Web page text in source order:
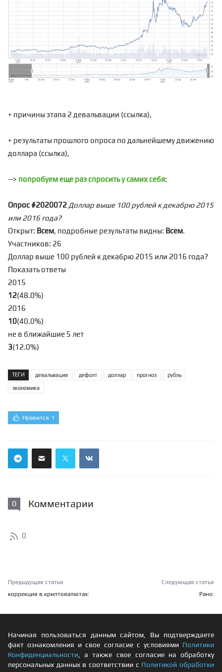
+ причины этапа 2 девальвации (ссылка),
+ результаты прошлого опроса по дальнейшему движению
доллара (ссылка),
--> попробуем еще раз спросить у самих себя:
Опрос #2020072 Доллар выше 100 рублей к декабрю 2015
или 2016 года?
Открыт: Всем, подробные результаты видны: Всем.
Участников: 26
Доллар выше 100 рублей к декабрю 2015 или 2016 года?
Показать ответы
2015
12(48.0%)
2016
10(40.0%)
не в ближайшие 5 лет
3(12.0%)
ТЕГИ девальвация дефолт доллар прогноз рубль
экономика
Нравится 1
0 Комментарии
0
Предыдущая статья
коррекция в криптовалютах:
Следующая статья
Рано:
Начиная пользоваться данным сайтом, Вы подтверждаете
факт ознакомления и свое согласие с условиями Политики
Конфиденциальности, а также свое согласие на обработку
персональных данных в соответствии с Политикой обработки